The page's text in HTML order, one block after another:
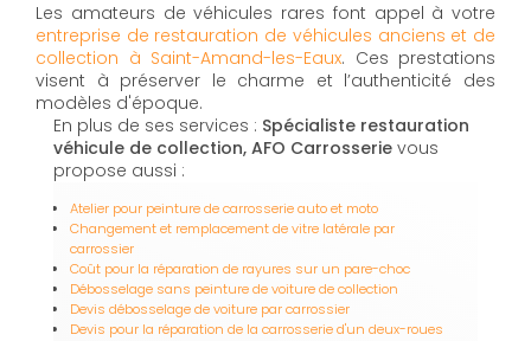
Les amateurs de véhicules rares font appel à votre
entreprise de restauration de véhicules anciens et de
collection à Saint-Amand-les-Eaux. Ces prestations
visent à préserver le charme et l’authenticité des
modèles d'époque.
En plus de ses services : Spécialiste restauration
véhicule de collection, AFO Carrosserie vous
propose aussi :
Atelier pour peinture de carrosserie auto et moto
Changement et remplacement de vitre latérale par
carrossier
Coût pour la réparation de rayures sur un pare-choc
Débosselage sans peinture de voiture de collection
Devis débosselage de voiture par carrossier
Devis pour la réparation de la carrosserie d'un deux-roues